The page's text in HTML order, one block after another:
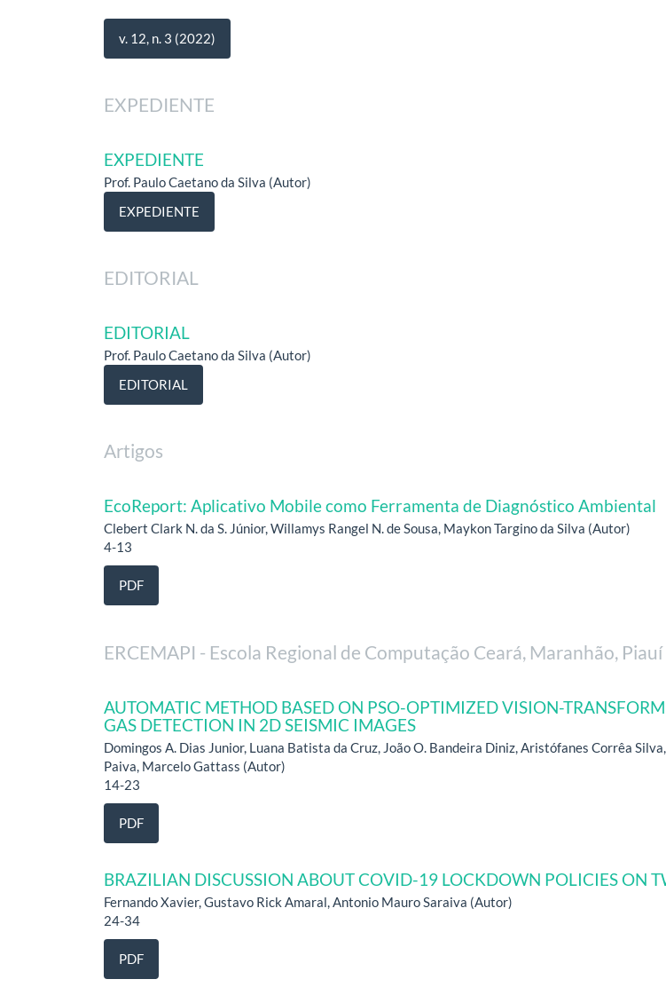
v. 12, n. 3 (2022)
EXPEDIENTE
EXPEDIENTE
Prof. Paulo Caetano da Silva (Autor)
EXPEDIENTE
EDITORIAL
EDITORIAL
Prof. Paulo Caetano da Silva (Autor)
EDITORIAL
Artigos
EcoReport: Aplicativo Mobile como Ferramenta de Diagnóstico Ambiental
Clebert Clark N. da S. Júnior, Willamys Rangel N. de Sousa, Maykon Targino da Silva (Autor)
4-13
PDF
ERCEMAPI - Escola Regional de Computação Ceará, Maranhão, Piauí
AUTOMATIC METHOD BASED ON PSO-OPTIMIZED VISION-
GAS DETECTION IN 2D SEISMIC IMAGES
Domingos A. Dias Junior, Luana Batista da Cruz, João O. Bandeira Diniz, Aristófanes Corrêa Silva,
Paiva, Marcelo Gattass (Autor)
14-23
PDF
BRAZILIAN DISCUSSION ABOUT COVID-19 LOCKDOWN POLICIES ON
Fernando Xavier, Gustavo Rick Amaral, Antonio Mauro Saraiva (Autor)
24-34
PDF